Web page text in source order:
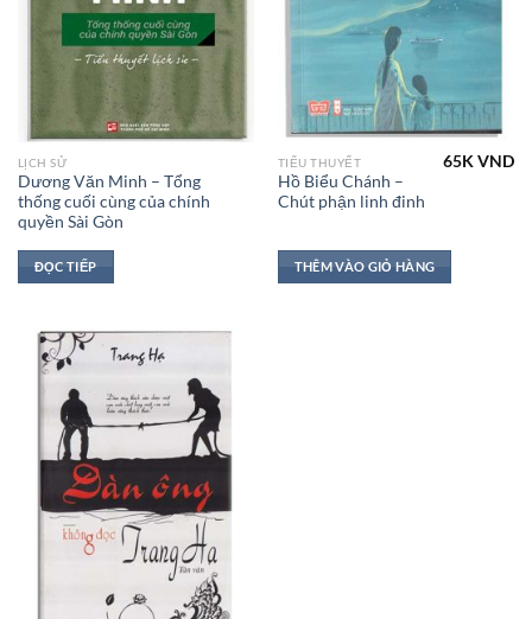
LỊCH SỬ
Dương Văn Minh – Tổng
thống cuối cùng của chính
quyền Sài Gòn
ĐỌC TIẾP
TIỂU THUYẾT
Hồ Biểu Chánh –
Chút phận linh đinh
65KVND
THÊM VÀO GIỎ HÀNG